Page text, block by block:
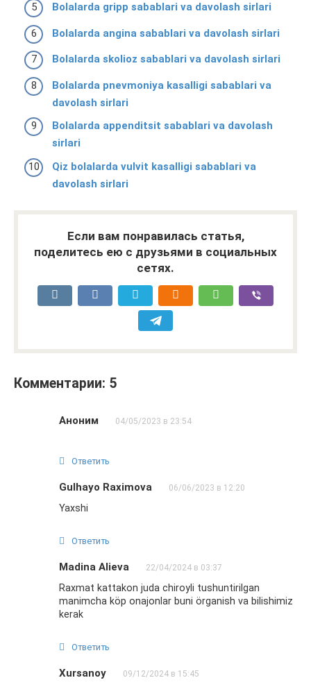
Bolalarda gripp sabablari va davolash sirlari
Bolalarda angina sabablari va davolash sirlari
Bolalarda skolioz sabablari va davolash sirlari
Bolalarda pnevmoniya kasalligi sabablari va
davolash sirlari
Bolalarda appenditsit sabablari va davolash
sirlari
Qiz bolalarda vulvit kasalligi sabablari va
davolash sirlari
Если вам понравилась статья,
поделитесь ею с друзьями в социальных
сетях.
Комментарии: 5
Аноним 04/05/2023 в 23:54
Ответить
Gulhayo Raximova 06/06/2023 в 12:20
Yaxshi
Ответить
Madina Alieva 22/04/2024 в 03:37
Raxmat kattakon juda chiroyli tushuntirilgan
manimcha köp onajonlar buni örganish va bilishimiz
kerak
Ответить
Xursanoy 09/12/2024 в 15:45